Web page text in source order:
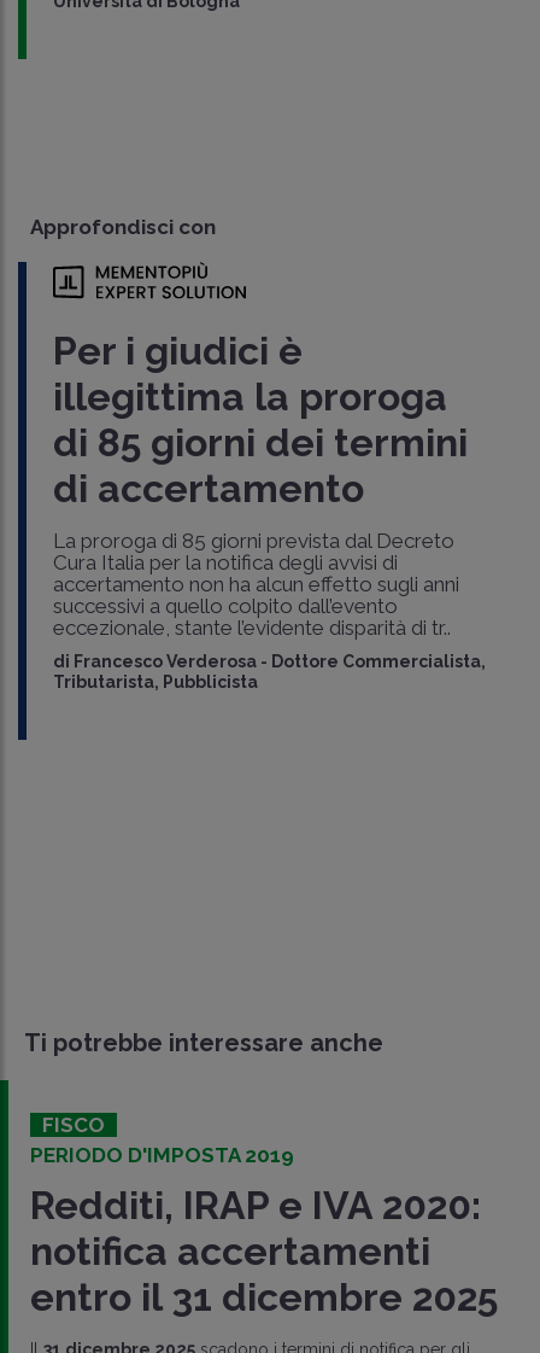
Approfondisci con
Per i giudici è
illegittima la proroga
di 85 giorni dei termini
di accertamento
La proroga di 85 giorni prevista dal Decreto
Cura Italia per la notifica degli avvisi di
accertamento non ha alcun effetto sugli anni
successivi a quello colpito dall’evento
eccezionale, stante l’evidente disparità di tr..
di Francesco Verderosa - Dottore Commercialista,
Tributarista, Pubblicista
Ti potrebbe interessare anche
FISCO
PERIODO D'IMPOSTA 2019
Redditi, IRAP e IVA 2020:
notifica accertamenti
entro il 31 dicembre 2025